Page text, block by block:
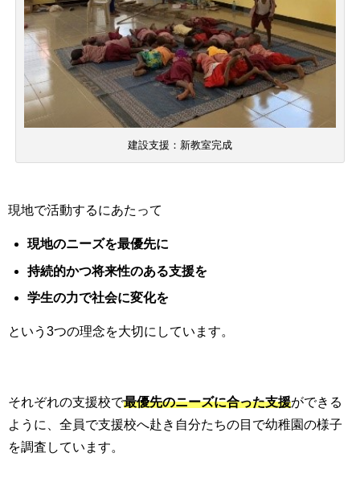
建設支援：新教室完成
現地で活動するにあたって
現地のニーズを最優先に
持続的かつ将来性のある支援を
学生の力で社会に変化を
という3つの理念を大切にしています。
それぞれの支援校で最優先のニーズに合った支援ができる
ように、全員で支援校へ赴き自分たちの目で幼稚園の様子
を調査しています。